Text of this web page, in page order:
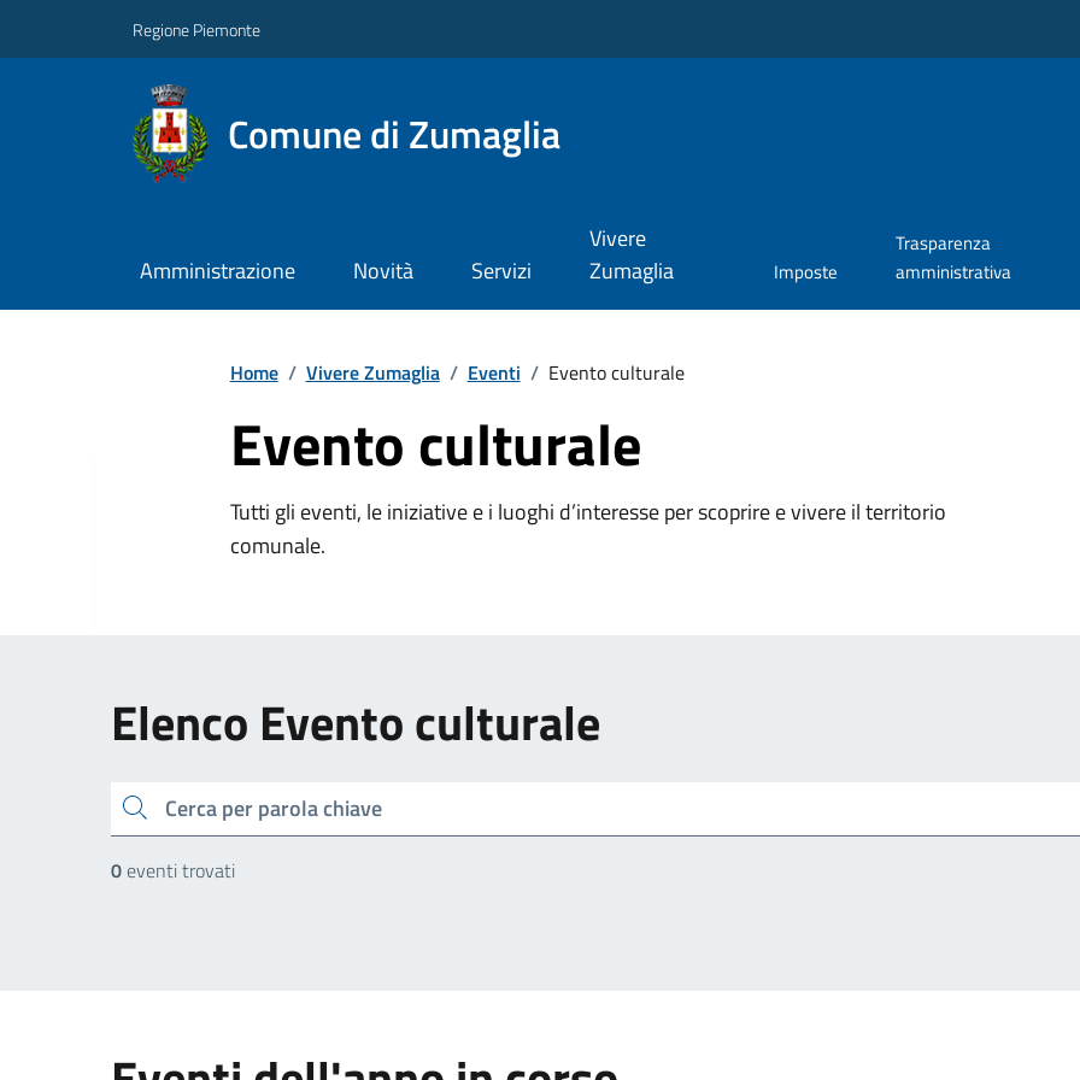
Regione Piemonte
Comune di Zumaglia
Amministrazione Novità Servizi
Vivere
Zumaglia
Imposte
Trasparenza
amministrativa
Home / Vivere Zumaglia / Eventi / Evento culturale
Evento culturale
Tutti gli eventi, le iniziative e i luoghi d’interesse per scoprire e vivere il territorio
comunale.
Elenco Evento culturale
cerca
0eventi trovati